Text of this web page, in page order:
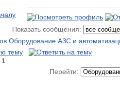
Показать сообщения:
Оборудование АЗС и
1
Перейти: